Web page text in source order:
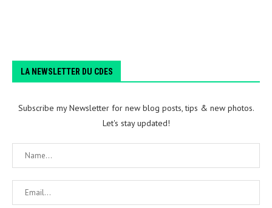
LA NEWSLETTER DU CDES
Subscribe my Newsletter for new blog posts, tips & new photos.
Let's stay updated!